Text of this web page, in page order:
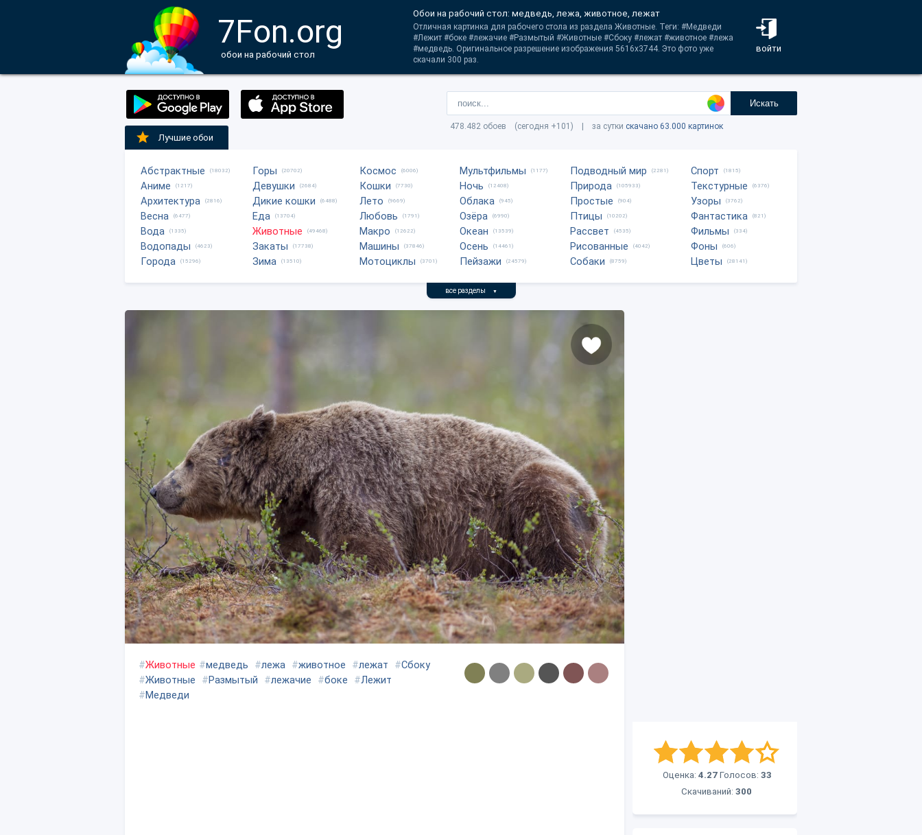
7Fon.org
обои на рабочий стол
войти
Обои на рабочий стол: медведь, лежа, животное, лежат
Отличная картинка для рабочего стола из раздела Животные. Теги: #Медведи
#Лежит #боке #лежачие #Размытый #Животные #Сбоку #лежат #животное #лежа
#медведь. Оригинальное разрешение изображения 5616x3744. Это фото уже
скачали 300 раз.
Искать
478.482 обоев (сегодня +101) | за сутки скачано 63.000 картинок
Лучшие обои
Абстрактные (18032)
Аниме (1217)
Архитектура (2816)
Весна (6477)
Вода (1335)
Водопады (4623)
Города (15296)
Горы (20702)
Девушки (2684)
Дикие кошки (6488)
Еда (13704)
Животные (49468)
Закаты (17738)
Зима (13510)
Космос (6006)
Кошки (7730)
Лето (9669)
Любовь (1791)
Макро (12622)
Машины (37846)
Мотоциклы (3701)
Мультфильмы (1177)
Ночь (12408)
Облака (945)
Озёра (6990)
Океан (13539)
Осень (14461)
Пейзажи (24579)
Подводный мир (2281)
Природа (105933)
Простые (904)
Птицы (10202)
Рассвет (4535)
Рисованные (4042)
Собаки (8759)
Спорт (1815)
Текстурные (6376)
Узоры (3762)
Фантастика (821)
Фильмы (334)
Фоны (606)
Цветы (28141)
все разделы ▼
Оценка: 4.27 Голосов: 33
Скачиваний: 300
#Животные #медведь #лежа #животное #лежат #Сбоку
#Животные #Размытый #лежачие #боке #Лежит
#Медведи